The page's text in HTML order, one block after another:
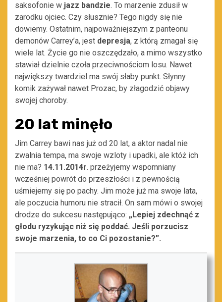
saksofonie w jazz bandzie. To marzenie zdusił w
zarodku ojciec. Czy słusznie? Tego nigdy się nie
dowiemy. Ostatnim, najpoważniejszym z panteonu
demonów Carrey’a, jest depresja, z którą zmagał się
wiele lat. Życie go nie oszczędzało, a mimo wszystko
stawiał dzielnie czoła przeciwnościom losu. Nawet
największy twardziel ma swój słaby punkt. Słynny
komik zażywał nawet Prozac, by złagodzić objawy
swojej choroby.
20 lat minęło
Jim Carrey bawi nas już od 20 lat, a aktor nadal nie
zwalnia tempa, ma swoje wzloty i upadki, ale któż ich
nie ma? 14.11.2014r. przeżyjemy wspomniany
wcześniej powrót do przeszłości i z pewnością
uśmiejemy się po pachy. Jim może już ma swoje lata,
ale poczucia humoru nie stracił. On sam mówi o swojej
drodze do sukcesu następująco: „Lepiej zdechnąć z
głodu ryzykując niż się poddać. Jeśli porzucisz
swoje marzenia, to co Ci pozostanie?”.